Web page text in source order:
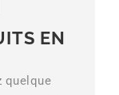
EN
quelque